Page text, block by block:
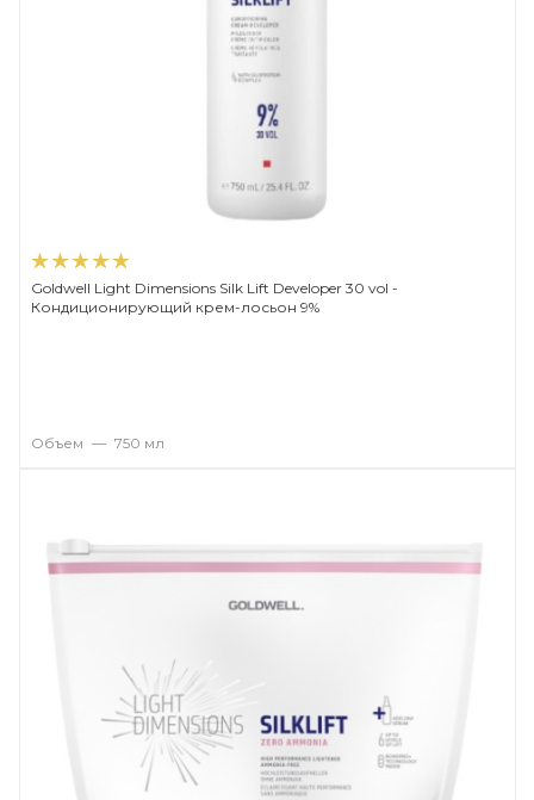
Goldwell Light Dimensions Silk Lift Developer 30 vol -
Кондиционирующий крем-лосьон 9%
Объем — 750 мл